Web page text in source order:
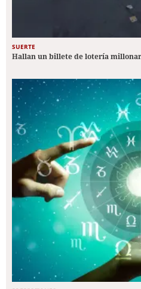
SUERTE
Hallan un billete de lotería